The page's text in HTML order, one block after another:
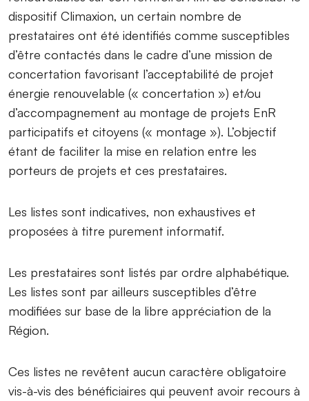
dispositif Climaxion, un certain nombre de
prestataires ont été identifiés comme susceptibles
d’être contactés dans le cadre d’une mission de
concertation favorisant l’acceptabilité de projet
énergie renouvelable (« concertation ») et/ou
d’accompagnement au montage de projets EnR
participatifs et citoyens (« montage »). L’objectif
étant de faciliter la mise en relation entre les
porteurs de projets et ces prestataires.
Les listes sont indicatives, non exhaustives et
proposées à titre purement informatif.
Les prestataires sont listés par ordre alphabétique.
Les listes sont par ailleurs susceptibles d’être
modifiées sur base de la libre appréciation de la
Région.
Ces listes ne revêtent aucun caractère obligatoire
vis-à-vis des bénéficiaires qui peuvent avoir recours à